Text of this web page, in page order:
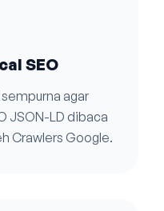
SEO
agar
JSON-LD dibaca
Crawlers Google.